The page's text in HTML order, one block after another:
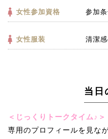
女性参加資格 参加
女性服装 清潔
当日
＜じっくりトークタイム♪＞
専用のプロフィールを見な